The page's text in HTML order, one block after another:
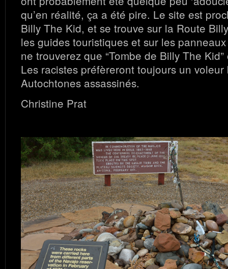
qu’en réalité, ça a été pire. Le site est
Billy The Kid, et se trouve sur la Route
les guides touristiques et sur les
ne trouverez que “Tombe de Billy The
Les racistes préfèreront toujours un
Autochtones assassinés.
Christine Prat